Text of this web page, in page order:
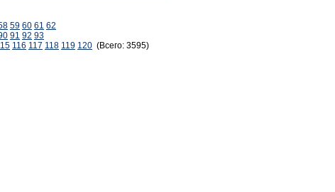
59 60 61 62
91 92 93
116 117 118 119 120 (Всего: 3595)